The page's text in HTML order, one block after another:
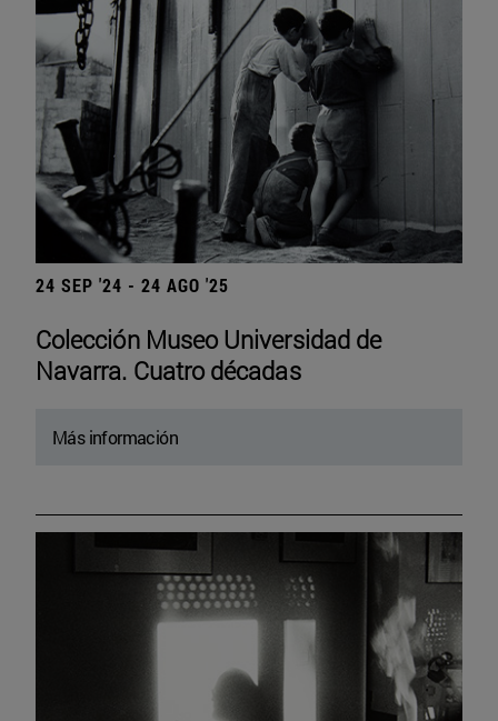
24 SEP '24 - 24 AGO '25
Colección Museo Universidad de
Navarra. Cuatro décadas
Más información